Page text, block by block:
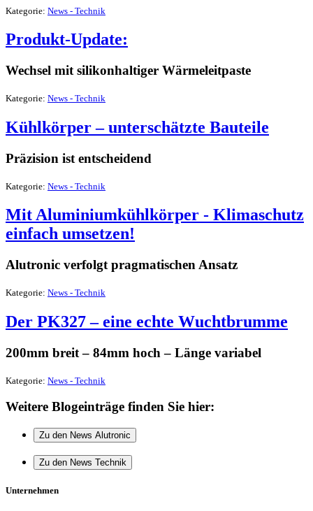
Kategorie: News - Technik
Produkt-Update:
Wechsel mit silikonhaltiger Wärmeleitpaste
Kategorie: News - Technik
Kühlkörper – unterschätzte Bauteile
Präzision ist entscheidend
Kategorie: News - Technik
Mit Aluminiumkühlkörper - Klimaschutz
einfach umsetzen!
Alutronic verfolgt pragmatischen Ansatz
Kategorie: News - Technik
Der PK327 – eine echte Wuchtbrumme
200mm breit – 84mm hoch – Länge variabel
Kategorie: News - Technik
Weitere Blogeinträge finden Sie hier:
Zu den News Alutronic
Zu den News Technik
Unternehmen